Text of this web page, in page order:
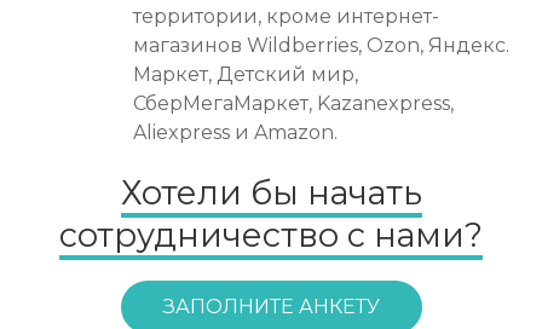
территории, кроме интернет-
магазинов Wildberries, Ozon, Яндекс.
Маркет, Детский мир,
СберМегаМаркет, Kazanexpress,
Aliexpress и Amazon.
Хотели бы начать
сотрудничество с нами?
ЗАПОЛНИТЕ АНКЕТУ